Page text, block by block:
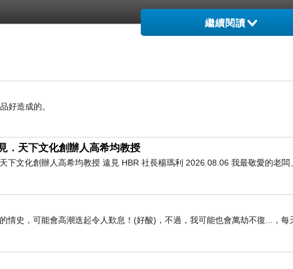
繼續閱讀
好造成的。
．天下文化創辦人高希均教授
下文化創辦人高希均教授 遠見 HBR 社長楊瑪利 2026.08.06 我最敬愛的老
情史，可能會高潮迭起令人歎息！(好酸)，不過，我可能也會萬劫不復...，